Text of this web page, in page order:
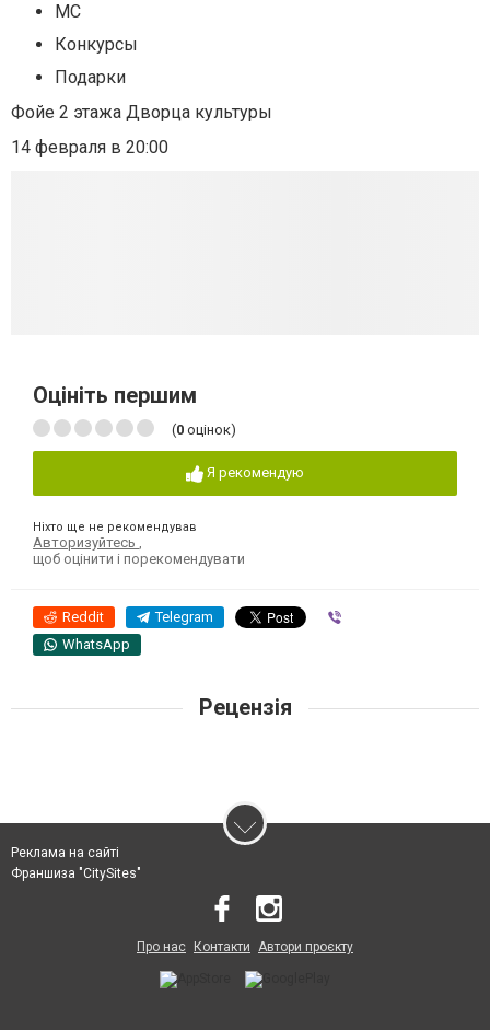
МС
Конкурсы
Подарки
Фойе 2 этажа Дворца культуры
14 февраля в 20:00
Оцініть першим
(0 оцінок)
Я рекомендую
Ніхто ще не рекомендував
Авторизуйтесь
щоб оцінити і порекомендувати
Reddit Telegram
WhatsApp
Рецензія
Реклама на сайті
Франшиза "CitySites"
Про нас Контакти Автори проєкту